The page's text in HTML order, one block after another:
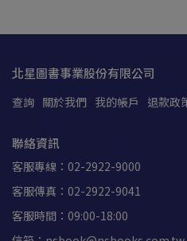
北星圖書事業股份有限公司
查詢 關於我們 我的帳戶 退款政
聯絡資訊
客服專線：02-2922-9000
客服傳真：02-2922-9041
客服時間：09:00-18:00